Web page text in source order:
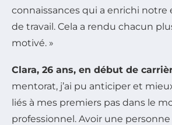
connaissances qui a enrichi
de travail. Cela a rendu chacun
motivé. »
Clara, 26 ans, en début de
mentorat, j’ai pu anticiper et
liés à mes premiers pas dans le
professionnel. Avoir une